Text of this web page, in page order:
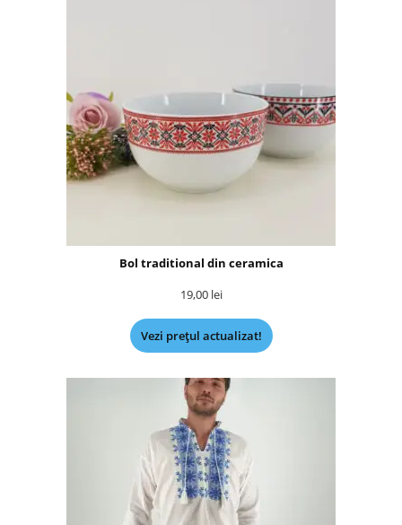
Bol traditional din ceramica
19,00 lei
Vezi prețul actualizat!